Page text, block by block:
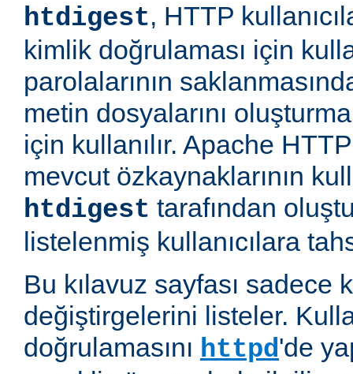
htdigest, HTTP
kimlik doğrulaması için
parolalarının
metin dosyalarını
için kullanılır. Apache
mevcut özkaynaklarının
htdigest tarafından
listelenmiş kullanıcılara
Bu kılavuz sayfası sadece
değiştirgelerini listeler.
doğrulamasını httpd'de